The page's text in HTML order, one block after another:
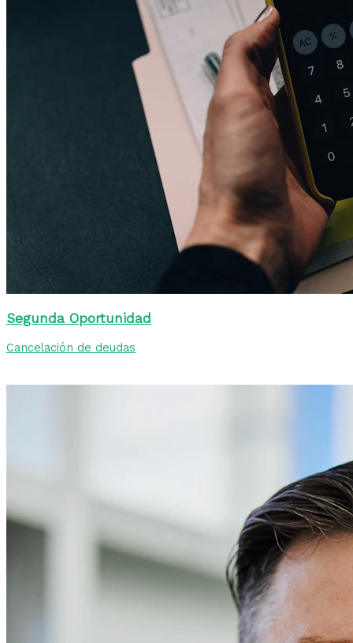
Segunda Oportunidad
Cancelación de deudas